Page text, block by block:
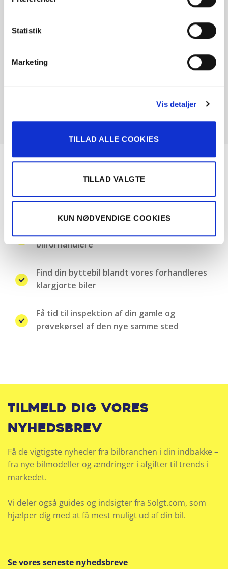
Statistik
Marketing
Vis detaljer
TILLAD ALLE COOKIES
TILLAD VALGTE
KUN NØDVENDIGE COOKIES
Om Solgt.com
Nemt, hurtigt og sikkert bilsalg
bilforhandlere
Find din byttebil blandt vores forhandleres
klargjorte biler
Få tid til inspektion af din gamle og
prøvekørsel af den nye samme sted
Tilmeld dig vores
nyhedsbrev
Få de vigtigste nyheder fra bilbranchen i din indbakke –
fra nye bilmodeller og ændringer i afgifter til trends i
markedet.
Vi deler også guides og indsigter fra Solgt.com, som
hjælper dig med at få mest muligt ud af din bil.
Se vores seneste nyhedsbreve